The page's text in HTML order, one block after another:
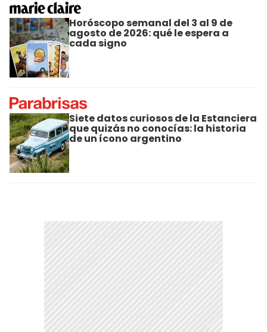
Horóscopo semanal del 3 al 9 de
agosto de 2026: qué le espera a
cada signo
Siete datos curiosos de la Estanciera
que quizás no conocías: la historia
de un ícono argentino